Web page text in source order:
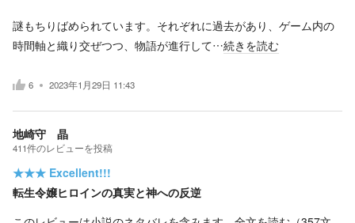
謎もちりばめられています。それぞれに過去があり、ゲーム内の
時間軸と織り交ぜつつ、物語が進行して…続きを読む
6 2023年1月29日 11:43
地崎守 晶
411件のレビューを投稿
★★★ Excellent!!!
転生令嬢ヒロインの真実と神への反逆